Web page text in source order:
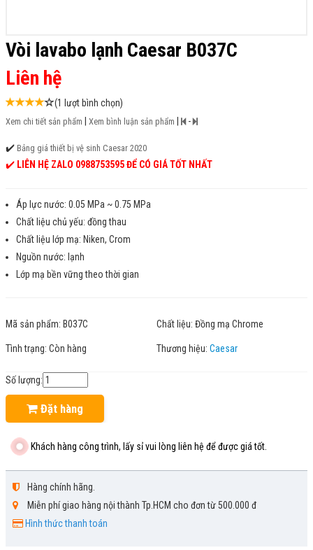
Vòi lavabo lạnh Caesar B037C
Liên hệ
(1 lượt bình chọn)
Xem chi tiết sản phẩm Xem bình luận sản phẩm -
✔️ Bảng giá thiết bị vệ sinh Caesar 2020
✔️ LIÊN HỆ ZALO 0988753595 ĐỂ CÓ GIÁ TỐT NHẤT
Áp lực nước: 0.05 MPa ~ 0.75 MPa
Chất liệu chủ yếu: đồng thau
Chất liệu lớp mạ: Niken, Crom
Nguồn nước: lạnh
Lớp mạ bền vững theo thời gian
Mã sản phẩm: B037C Chất liệu: Đồng mạ Chrome
Tình trạng: Còn hàng Thương hiệu: Caesar
Số lượng:
Đặt hàng
Khách hàng công trình, lấy sỉ vui lòng liên hệ để được giá tốt.
Hàng chính hãng.
Miễn phí giao hàng nội thành Tp.HCM cho đơn từ 500.000 đ
Hình thức thanh toán